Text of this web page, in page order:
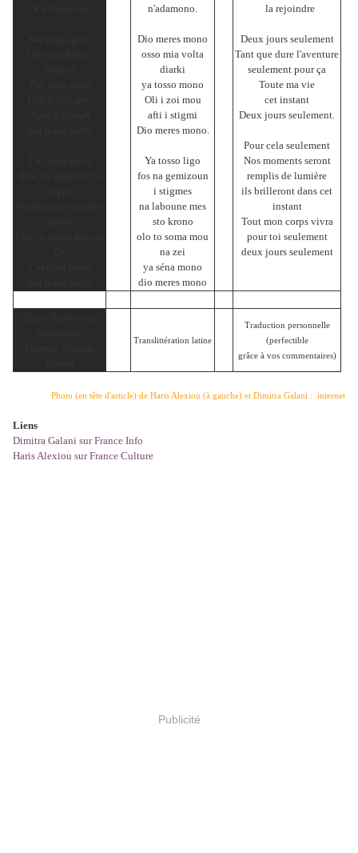
n'adamono.
Dio meres mono
osso mia volta
diarki
ya tosso mono
Oli i zoi mou
afti i stigmi
Dio meres mono.
Ya tosso ligo
fos na gemizoun
i stigmes
na laboune mes
sto krono
olo to soma mou
na zei
ya séna mono
dio meres mono
la rejoindre
Deux jours seulement
Tant que dure l'aventure
seulement pour ça
Toute ma vie
cet instant
Deux jours seulement.
Pour cela seulement
Nos moments seront
remplis de lumière
ils brilleront dans cet
instant
Tout mon corps vivra
pour toi seulement
deux jours seulement
Translittération latine
Traduction personnelle
(perfectible
grâce à vos commentaires)
Photo (en tête d'article) de Haris Alexiou (à gauche) et Dimitra Galani : internet
Liens
Dimitra Galani sur France Info
Haris Alexiou sur France Culture
Publicité